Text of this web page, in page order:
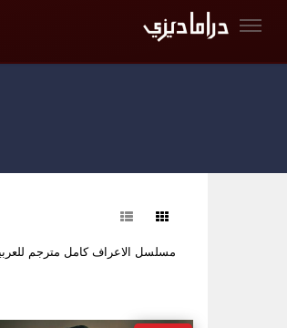
مسلسل الاعراف كامل مترجم